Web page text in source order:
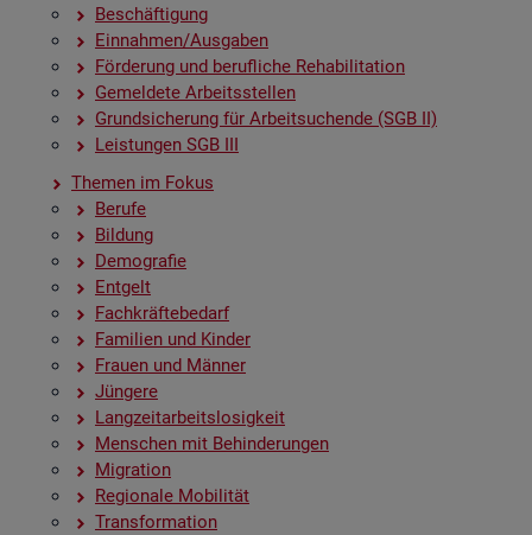
Be­schäf­ti­gung
Ein­nah­men/Aus­ga­ben
För­de­rung und be­ruf­li­che Re­ha­bi­li­ta­ti­on
Ge­mel­de­te Ar­beits­stel­len
Grund­si­che­rung für Ar­beit­su­chen­de (SGB II)
Leis­tun­gen SGB III
The­men im Fokus
Be­ru­fe
Bil­dung
De­mo­gra­fie
Ent­gelt
Fach­kräf­te­be­darf
Fa­mi­li­en und Kin­der
Frau­en und Män­ner
Jün­ge­re
Lang­zeit­ar­beits­lo­sig­keit
Men­schen mit Be­hin­de­run­gen
Mi­gra­ti­on
Re­gio­na­le Mo­bi­li­tät
Trans­for­ma­ti­on